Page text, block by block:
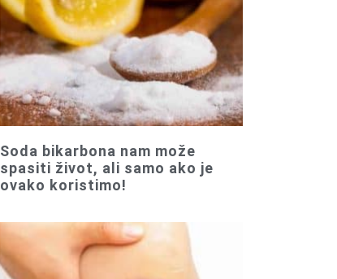
Soda bikarbona nam može
spasiti život, ali samo ako je
ovako koristimo!